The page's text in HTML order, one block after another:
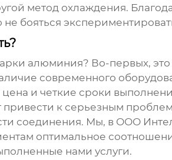
метод охлаждения.
бояться
алюминия? Во-первых,
современного
и четкие сроки
к серьезным
соединения. Мы, в ООО
оптимальное
нами услуги.